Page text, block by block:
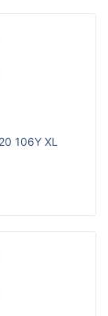
106Y XL